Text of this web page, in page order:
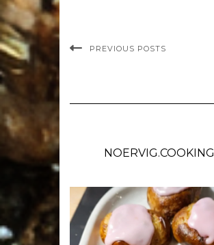
PREVIOUS POSTS
NOERVIG.COOKING